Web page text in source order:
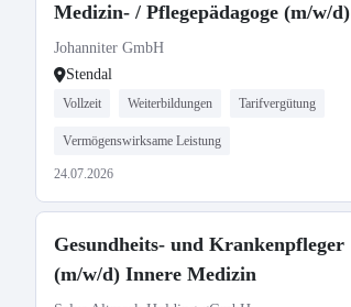
Medizin- / Pflegepädagoge (m/w/d)
Johanniter GmbH
Stendal
Vollzeit Weiterbildungen Tarifvergütung
Vermögenswirksame Leistung
24.07.2026
Gesundheits- und Krankenpfleger
(m/w/d) Innere Medizin